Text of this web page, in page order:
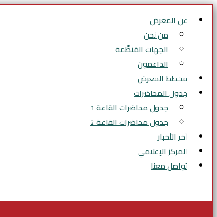
عن المعرض
من نحن
الجهات المُنظِّمة
الداعمون
مخطط المعرض
جدول المحاضرات
جدول محاضرات القاعة 1
جدول محاضرات القاعة 2
آخر الأخبار
المركز الإعلامي
تواصل معنا